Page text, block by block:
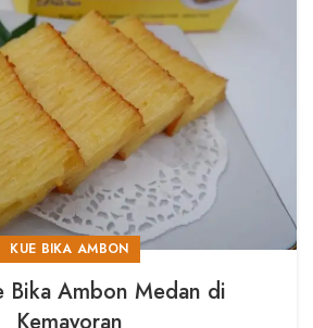
KUE BIKA AMBON
Bika Ambon Medan di
Kemayoran